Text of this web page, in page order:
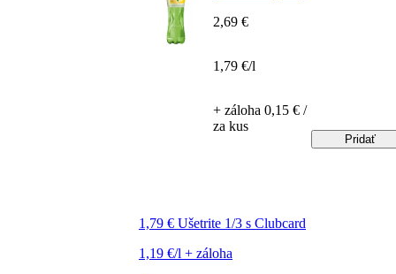
1,79 € Ušetrite 1/3 s Clubcard
1,19 €/l + záloha
2,69 €
1,79 €/l
+ záloha 0,15 € /
za kus
Pridať